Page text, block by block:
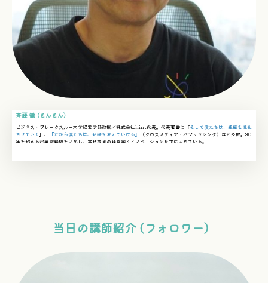
斉藤 徹 (とんとん)
ビジネス・ブレークスルー大学経営学部教授／株式会社hint代表。代表著書に『そして僕たちは、組織を進化
させていく 』、 『だから僕たちは、組織を変えていける』
（クロスメディア・パブリッシング）など多数。30
年を超える起業家経験をいかし、幸せ視点の経営学とイノベーションを世に広めている。
当日の講師紹介 (フォロワー）